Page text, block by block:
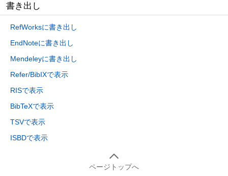
書き出し
RefWorksに書き出し
EndNoteに書き出し
Mendeleyに書き出し
Refer/BibIXで表示
RISで表示
BibTeXで表示
TSVで表示
ISBDで表示
ページトップへ